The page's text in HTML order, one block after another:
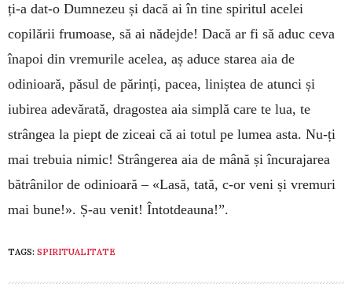
ți-a dat-o Dumnezeu și dacă ai în tine spiritul acelei
copilării frumoase, să ai nădejde! Dacă ar fi să aduc ceva
înapoi din vremurile acelea, aș aduce starea aia de
odinioară, păsul de părinți, pacea, liniștea de atunci și
iubirea adevărată, dragostea aia simplă care te lua, te
strângea la piept de ziceai că ai totul pe lumea asta. Nu-ți
mai trebuia nimic! Strângerea aia de mână și încurajarea
bătrânilor de odinioară – «Lasă, tată, c-or veni și vremuri
mai bune!». Ș-au venit! Întotdeauna!”.
TAGS: SPIRITUALITATE